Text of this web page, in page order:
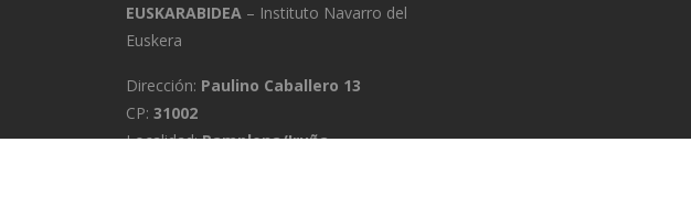
EUSKARABIDEA – Instituto Navarro del
Euskera
Dirección: Paulino Caballero 13
CP: 31002
Localidad:Pamplona/Iruña